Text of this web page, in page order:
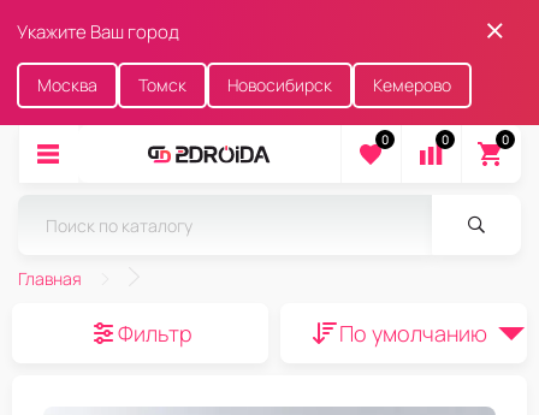
Укажите Ваш город
Москва Томск Новосибирск Кемерово
0 0 0
Главная
Фильтр По умолчанию